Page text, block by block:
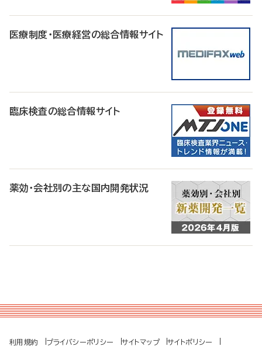
医療制度・医療経営の総合情報サイト
臨床検査の総合情報サイト
薬効・会社別の主な国内開発状況
利用規約 プライバシーポリシー サイトマップ サイトポリシー